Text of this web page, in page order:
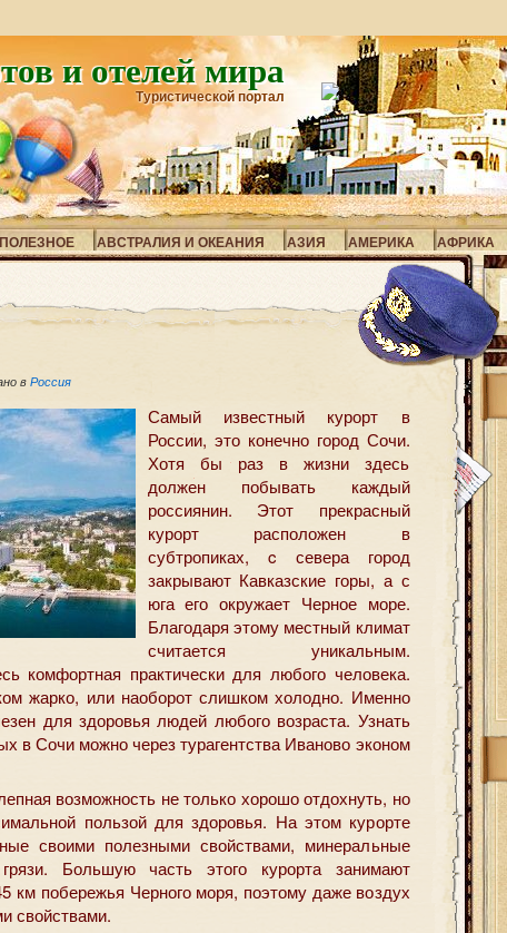
и отелей мира
Туристической портал
АВСТРАЛИЯ И ОКЕАНИЯ АЗИЯ АМЕРИКА АФРИКА
в Россия
Самый известный курорт в
России, это конечно город Сочи.
Хотя бы раз в жизни здесь
должен побывать каждый
россиянин. Этот прекрасный
курорт расположен в
субтропиках, c севера город
закрывают Кавказские горы, а с
юга его окружает Черное море.
Благодаря этому местный климат
считается уникальным.
комфортная практически для любого человека.
жарко, или наоборот слишком холодно. Именно
для здоровья людей любого возраста. Узнать
в Сочи можно через турагентства Иваново эконом
возможность не только хорошо отдохнуть, но
пользой для здоровья. На этом курорте
своими полезными свойствами, минеральные
Большую часть этого курорта занимают
км побережья Черного моря, поэтому даже воздух
свойствами.